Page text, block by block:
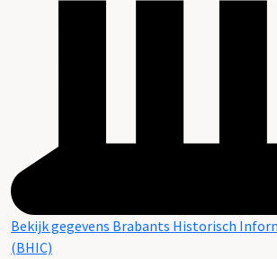
Bekijk gegevens Brabants Historisch
(BHIC)